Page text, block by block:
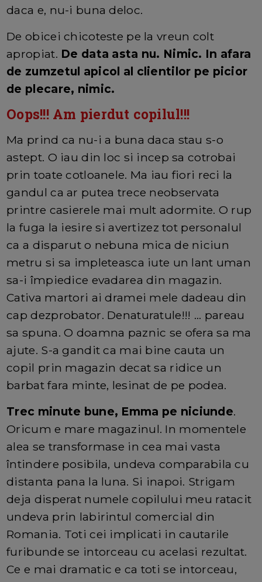
daca e, nu-i buna deloc.
De obicei chicoteste pe la vreun colt
apropiat. De data asta nu. Nimic. In afara
de zumzetul apicol al clientilor pe picior
de plecare, nimic.
Oops!!! Am pierdut copilul!!!
Ma prind ca nu-i a buna daca stau s-o
astept. O iau din loc si incep sa cotrobai
prin toate cotloanele. Ma iau fiori reci la
gandul ca ar putea trece neobservata
printre casierele mai mult adormite. O rup
la fuga la iesire si avertizez tot personalul
ca a disparut o nebuna mica de niciun
metru si sa impleteasca iute un lant uman
sa-i împiedice evadarea din magazin.
Cativa martori ai dramei mele dadeau din
cap dezprobator. Denaturatule!!! ... pareau
sa spuna. O doamna paznic se ofera sa ma
ajute. S-a gandit ca mai bine cauta un
copil prin magazin decat sa ridice un
barbat fara minte, lesinat de pe podea.
Trec minute bune, Emma pe niciunde.
Oricum e mare magazinul. In momentele
alea se transformase in cea mai vasta
întindere posibila, undeva comparabila cu
distanta pana la luna. Si inapoi. Strigam
deja disperat numele copilului meu ratacit
undeva prin labirintul comercial din
Romania. Toti cei implicati in cautarile
furibunde se intorceau cu acelasi rezultat.
Ce e mai dramatic e ca toti se intorceau,